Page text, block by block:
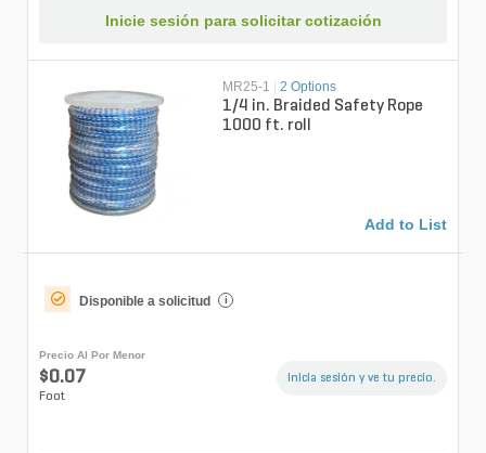
Inicie sesión para solicitar cotización
MR25-1 | 2 Options
1/4 in. Braided Safety Rope
1000 ft. roll
Add to List
Disponible a solicitud i
Precio Al Por Menor
$0.07
Foot
Inicia sesión y ve tu precio.